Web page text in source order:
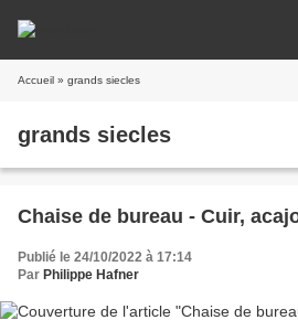
Accueil » grands siecles
grands siecles
Chaise de bureau - Cuir,
Publié le 24/10/2022 à 17:14
Par Philippe Hafner